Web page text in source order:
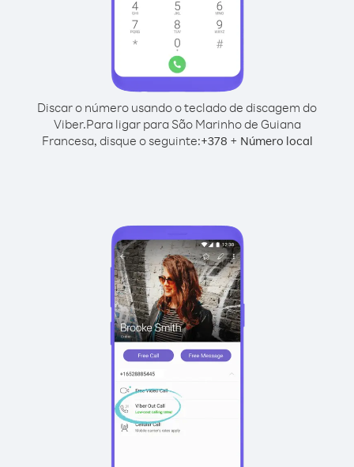
Discar o número usando o teclado de discagem do
Viber.Para ligar para São Marinho de Guiana
Francesa, disque o seguinte:+378 + Número local